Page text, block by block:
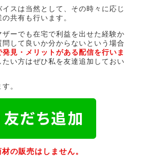
スは当然として、その時々に応じ
共有も行います。
ーでも在宅で利益を出せた経験か
問して良いか分からないという場合
見・メリットがある配信を行いま
い方はぜひ私を友達追加しておい
。
の販売はしません。